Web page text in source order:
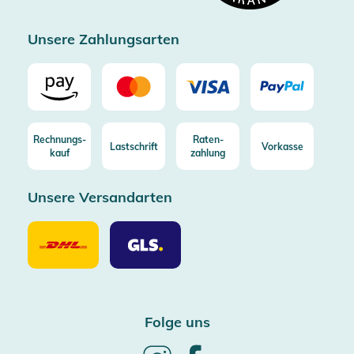
Unsere Zahlungsarten
Rechnungs-
kauf
Lastschrift
Raten-
zahlung
Vorkasse
Unsere Versandarten
Unsere
Versandarten
DHL
Unsere
Versandarten
GLS
Folge uns
Follow